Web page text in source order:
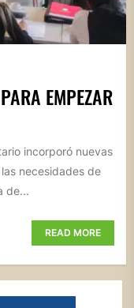
EMPEZAR
incorporó nuevas
necesidades de
de...
READ MORE